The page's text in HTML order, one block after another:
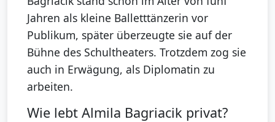
Jahren als kleine Balletttänzerin vor
Publikum, später überzeugte sie auf der
Bühne des Schultheaters. Trotzdem zog sie
auch in Erwägung, als Diplomatin zu
arbeiten.
Wie lebt Almila Bagriacik privat?